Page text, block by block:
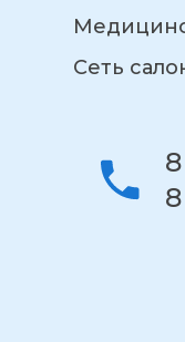
Сеть